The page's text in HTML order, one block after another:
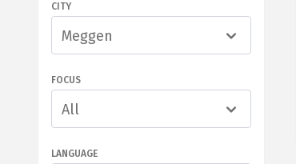
CITY
Meggen
FOCUS
All
LANGUAGE